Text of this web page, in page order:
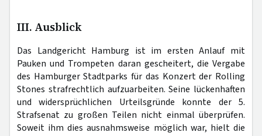
III. Ausblick
Das Landgericht Hamburg ist im ersten Anlauf mit
Pauken und Trompeten daran gescheitert, die Vergabe
des Hamburger Stadtparks für das Konzert der Rolling
Stones strafrechtlich aufzuarbeiten. Seine lückenhaften
und widersprüchlichen Urteilsgründe konnte der 5.
Strafsenat zu großen Teilen nicht einmal überprüfen.
Soweit ihm dies ausnahmsweise möglich war, hielt die